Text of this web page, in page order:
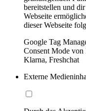
bereitstellen und
Webseite
dieser Webseite
Google Tag
Consent Mode
Klarna, Freshchat
Externe